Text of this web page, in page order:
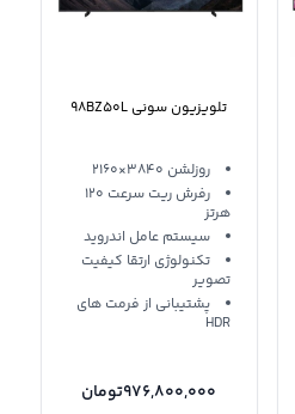
تلویزیون سونی 98BZ50L
روزلشن 3840×2160
رفرش ریت سرعت 120
هرتز
سیستم عامل اندروید
تکنولوژی ارتقا کیفیت
تصویر
پشتیبانی از فرمت های
HDR
976,800,000تومان